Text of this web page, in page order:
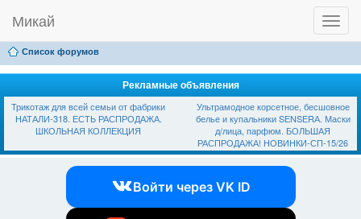
T
o
g
l
n
a
v
g
Микай
Ссылки Вход
Список форумов
Рекламные объявления
Трикотаж для всей семьи от фабрики
НАТАЛИ-318. ЕСТЬ РАСПРОДАЖА.
ШКОЛЬНАЯ КОЛЛЕКЦИЯ
Ультрамодное корсетное, бесшовное
белье и купальники SЕNSЕRА. Маски
д/лица, парфюм. БОЛЬШАЯ
РАСПРОДАЖА! НОВИНКИ-СП-15/26
Войти через VK ID